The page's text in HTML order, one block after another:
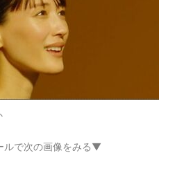
ルで次の画像をみる▼